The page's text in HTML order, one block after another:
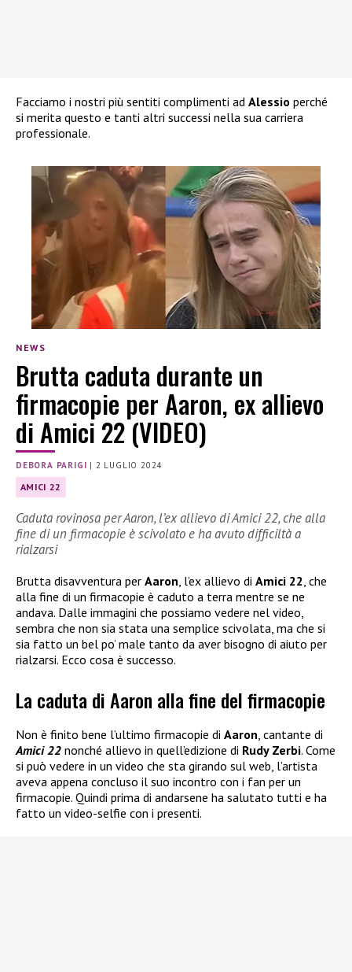
Facciamo i nostri più sentiti complimenti ad Alessio perché
si merita questo e tanti altri successi nella sua carriera
professionale.
NEWS
Brutta caduta durante un
firmacopie per Aaron, ex allievo
di Amici 22 (VIDEO)
DEBORA PARIGI | 2 LUGLIO 2024
AMICI 22
Caduta rovinosa per Aaron, l’ex allievo di Amici 22, che alla
fine di un firmacopie è scivolato e ha avuto difficiltà a
rialzarsi
Brutta disavventura per Aaron, l’ex allievo di Amici 22, che
alla fine di un firmacopie è caduto a terra mentre se ne
andava. Dalle immagini che possiamo vedere nel video,
sembra che non sia stata una semplice scivolata, ma che si
sia fatto un bel po’ male tanto da aver bisogno di aiuto per
rialzarsi. Ecco cosa è successo.
La caduta di Aaron alla fine del firmacopie
Non è finito bene l’ultimo firmacopie di Aaron , cantante di
Amici 22 nonché allievo in quell’edizione di Rudy Zerbi. Come
si può vedere in un video che sta girando sul web, l’artista
aveva appena concluso il suo incontro con i fan per un
firmacopie. Quindi prima di andarsene ha salutato tutti e ha
fatto un video-selfie con i presenti.